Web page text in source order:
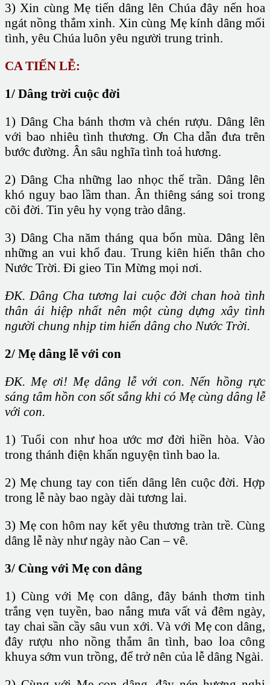
3) Xin cùng Mẹ tiến dâng lên Chúa đây nến hoa
ngát nồng thắm xinh. Xin cùng Mẹ kính dâng mối
tình, yêu Chúa luôn yêu người trung trinh.
CA TIẾN LỄ:
1/ Dâng trời cuộc đời
1) Dâng Cha bánh thơm và chén rượu. Dâng lên
với bao nhiêu tình thương. Ơn Cha dẫn đưa trên
bước đường. Ân sâu nghĩa tình toả hương.
2) Dâng Cha những lao nhọc thế trần. Dâng lên
khó nguy bao lầm than. Ân thiêng sáng soi trong
cõi đời. Tin yêu hy vọng trào dâng.
3) Dâng Cha năm tháng qua bốn mùa. Dâng lên
những an vui khổ đau. Trung kiên hiến thân cho
Nước Trời. Đi gieo Tin Mừng mọi nơi.
ĐK. Dâng Cha tương lai cuộc đời chan hoà tình
thân ái hiệp nhất nên một cùng dựng xây tình
người chung nhịp tim hiến dâng cho Nước Trời.
2/ Mẹ dâng lễ với con
ĐK. Mẹ ơi! Mẹ dâng lễ với con. Nến hồng rực
sáng tâm hồn con sốt sắng khi có Mẹ cùng dâng lễ
với con.
1) Tuổi con như hoa ước mơ đời hiền hòa. Vào
trong thánh điện khấn nguyện tình bao la.
2) Mẹ chung tay con tiến dâng lên cuộc đời. Hợp
trong lễ này bao ngày dài tương lai.
3) Mẹ con hôm nay kết yêu thương tràn trề. Cùng
dâng lễ này như ngày nào Can – vê.
3/ Cùng với Mẹ con dâng
1) Cùng với Mẹ con dâng, đây bánh thơm tinh
trắng vẹn tuyền, bao nắng mưa vất vả đêm ngày,
tay chai sần cầy sâu vun xới. Và với Mẹ con dâng,
đây rượu nho nồng thắm ân tình, bao loa công
khuya sớm vun trồng, để trở nên của lễ dâng Ngài.